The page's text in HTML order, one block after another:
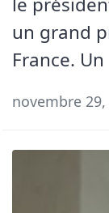
un grand
France.
novembre